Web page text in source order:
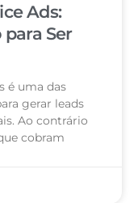
Ads:
Ser
é uma das
gerar leads
Ao contrário
cobram